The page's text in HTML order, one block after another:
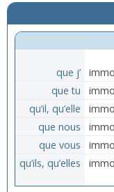
que j’
que tu
qu’il, qu’elle
que nous
que vous
qu’ils, qu’elles